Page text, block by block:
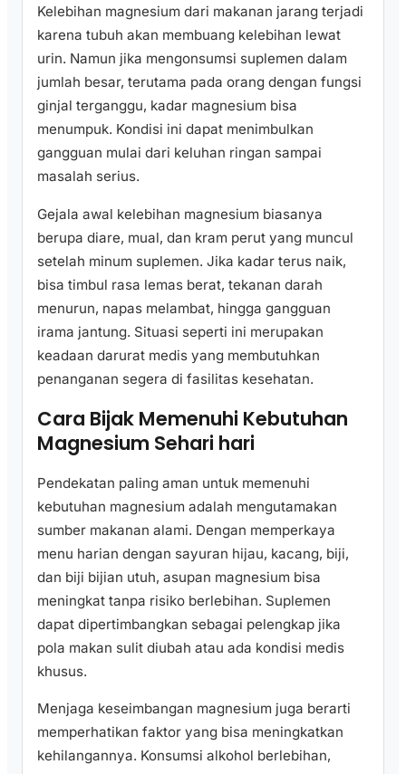
Kelebihan magnesium dari makanan jarang terjadi
karena tubuh akan membuang kelebihan lewat
urin. Namun jika mengonsumsi suplemen dalam
jumlah besar, terutama pada orang dengan fungsi
ginjal terganggu, kadar magnesium bisa
menumpuk. Kondisi ini dapat menimbulkan
gangguan mulai dari keluhan ringan sampai
masalah serius.
Gejala awal kelebihan magnesium biasanya
berupa diare, mual, dan kram perut yang muncul
setelah minum suplemen. Jika kadar terus naik,
bisa timbul rasa lemas berat, tekanan darah
menurun, napas melambat, hingga gangguan
irama jantung. Situasi seperti ini merupakan
keadaan darurat medis yang membutuhkan
penanganan segera di fasilitas kesehatan.
Cara Bijak Memenuhi Kebutuhan
Magnesium Sehari hari
Pendekatan paling aman untuk memenuhi
kebutuhan magnesium adalah mengutamakan
sumber makanan alami. Dengan memperkaya
menu harian dengan sayuran hijau, kacang, biji,
dan biji bijian utuh, asupan magnesium bisa
meningkat tanpa risiko berlebihan. Suplemen
dapat dipertimbangkan sebagai pelengkap jika
pola makan sulit diubah atau ada kondisi medis
khusus.
Menjaga keseimbangan magnesium juga berarti
memperhatikan faktor yang bisa meningkatkan
kehilangannya. Konsumsi alkohol berlebihan,